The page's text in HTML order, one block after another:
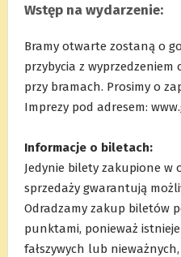
Wstęp na wydarzenie:
Bramy otwarte zostaną o
przybycia z
przy bramach. Prosimy o
Imprezy pod adresem:
Informacje o biletach:
Jedynie bilety zakupione
sprzedaży gwarantują
Odradzamy zakup biletów
punktami, ponieważ
fałszywych lub